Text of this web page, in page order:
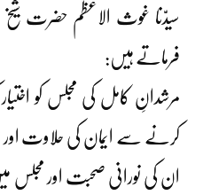
سیدّنا غوث الاعظم حضرت شیخ
فرماتے ہیں:
مرشدانِ کامل کی مجلس کو اختیار
کرنے سے ایمان کی حلاوت
ان کی نورانی صحبت اور